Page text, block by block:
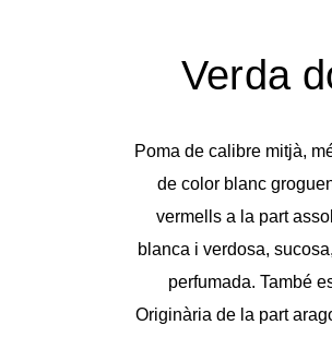
Verda
Poma de calibre mitjà,
de color blanc
vermells a la part
blanca i verdosa,
perfumada. També
Originària de la part